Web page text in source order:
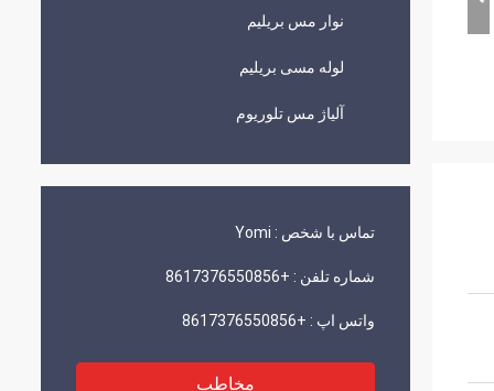
نوار مس بریلیم
لوله مسی بریلیم
آلیاژ مس تلوریوم
تماس با شخص : Yomi
شماره تلفن : +8617376550856
واتس اپ : +8617376550856
مخاطب